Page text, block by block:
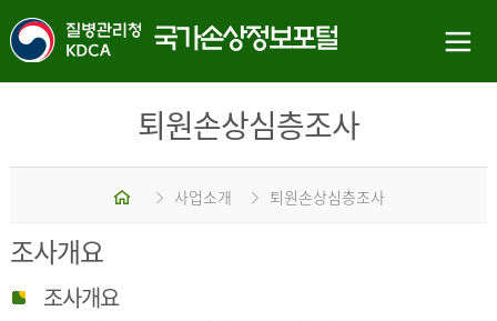
퇴원손상심층조사
홈 사업소개 퇴원손상심층조사
조사개요
조사개요